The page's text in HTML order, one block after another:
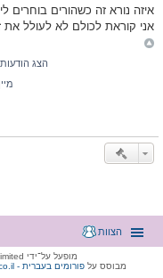
ו
ד
ע
ה
איזה נורא זה כשהורים
אני קוראת לכולם לא לעולל
הצג
הצוות
מופעל על־ידי
מבוסס עלphpBB.co.il - פורומים בעברית